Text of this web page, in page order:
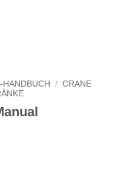
/ CRANE